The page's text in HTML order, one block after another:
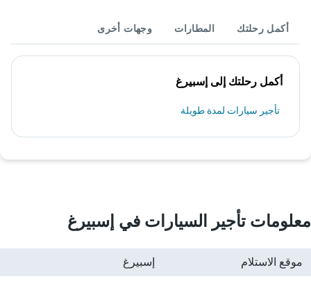
أكمل رحلتك المطارات وجهات أخرى
أكمل رحلتك إلى إسبيرغ
تأجير سيارات لمدة طويلة
معلومات تأجير السيارات في إسبيرغ
موقع الاستلام
إسبيرغ